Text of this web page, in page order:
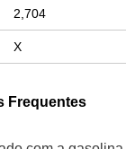
2,704
X
Frequentes